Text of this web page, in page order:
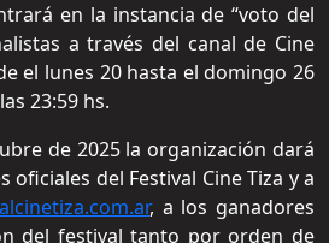
en la instancia de “voto del
a través del canal de Cine
el lunes 20 hasta el domingo 26
23:59 hs.
de 2025 la organización dará
oficiales del Festival Cine Tiza y a
, a los ganadores
del festival tanto por orden de